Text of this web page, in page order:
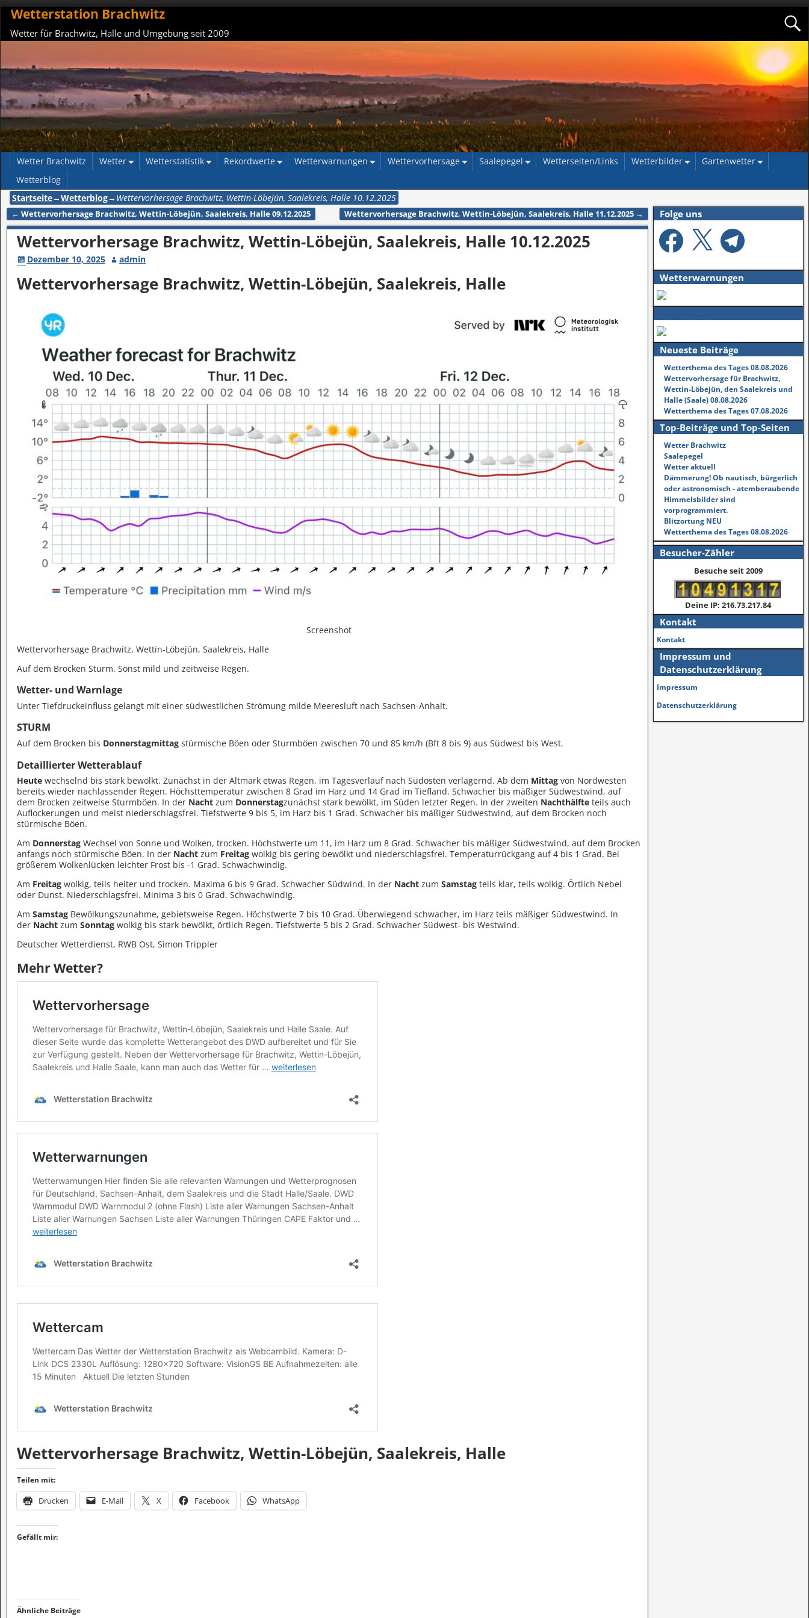
Wetterstation Brachwitz
Wetter für Brachwitz, Halle und Umgebung seit 2009
Wetter Brachwitz Wetter Wetterstatistik Rekordwerte Wetterwarnungen Wettervorhersage Saalepegel Wetterseiten/Links Wetterbilder
Gartenwetter
Wetterblog
Startseite→Wetterblog→ Wettervorhersage Brachwitz, Wettin-Löbejün, Saalekreis, Halle 10.12.2025
Artikelnavigation
← Wettervorhersage Brachwitz, Wettin-Löbejün, Saalekreis, Halle 09.12.2025 Wettervorhersage Brachwitz, Wettin-Löbejün, Saalekreis, Halle 11.12.2025 →
Wettervorhersage Brachwitz, Wettin-Löbejün, Saalekreis, Halle 10.12.2025
Dezember 10, 2025 admin
Wettervorhersage Brachwitz, Wettin-Löbejün, Saalekreis, Halle
Screenshot
Wettervorhersage Brachwitz, Wettin-Löbejün, Saalekreis, Halle
Auf dem Brocken Sturm. Sonst mild und zeitweise Regen.
Wetter- und Warnlage
Unter Tiefdruckeinfluss gelangt mit einer südwestlichen Strömung milde Meeresluft nach Sachsen-Anhalt.
STURM
Auf dem Brocken bis Donnerstagmittagstürmische Böen oder Sturmböen zwischen 70 und 85 km/h (Bft 8 bis 9) aus Südwest bis West.
Detaillierter Wetterablauf
Heutewechselnd bis stark bewölkt. Zunächst in der Altmark etwas Regen, im Tagesverlauf nach Südosten verlagernd. Ab dem Mittagvon Nordwesten
bereits wieder nachlassender Regen. Höchsttemperatur zwischen 8 Grad im Harz und 14 Grad im Tiefland. Schwacher bis mäßiger Südwestwind, auf
dem Brocken zeitweise Sturmböen. In der Nachtzum Donnerstagzunächst stark bewölkt, im Süden letzter Regen. In der zweiten Nachthälfteteils auch
Auflockerungen und meist niederschlagsfrei. Tiefstwerte 9 bis 5, im Harz bis 1 Grad. Schwacher bis mäßiger Südwestwind, auf dem Brocken noch
stürmische Böen.
Am DonnerstagWechsel von Sonne und Wolken, trocken. Höchstwerte um 11, im Harz um 8 Grad. Schwacher bis mäßiger Südwestwind, auf dem Brocken
anfangs noch stürmische Böen. In der Nachtzum Freitagwolkig bis gering bewölkt und niederschlagsfrei. Temperaturrückgang auf 4 bis 1 Grad. Bei
größerem Wolkenlücken leichter Frost bis -1 Grad. Schwachwindig.
Am Freitagwolkig, teils heiter und trocken. Maxima 6 bis 9 Grad. Schwacher Südwind. In der Nachtzum Samstagteils klar, teils wolkig. Örtlich Nebel
oder Dunst. Niederschlagsfrei. Minima 3 bis 0 Grad. Schwachwindig.
Am SamstagBewölkungszunahme, gebietsweise Regen. Höchstwerte 7 bis 10 Grad. Überwiegend schwacher, im Harz teils mäßiger Südwestwind. In
der Nachtzum Sonntagwolkig bis stark bewölkt, örtlich Regen. Tiefstwerte 5 bis 2 Grad. Schwacher Südwest- bis Westwind.
Deutscher Wetterdienst, RWB Ost, Simon Trippler
Mehr Wetter?
Wettervorhersage Brachwitz, Wettin-Löbejün, Saalekreis, Halle
Teilen mit:
Drucken E-Mail X Facebook WhatsApp
Gefällt mir:
Ähnliche Beiträge
Folge uns
Wetterwarnungen
Neueste Beiträge
Wetterthema des Tages 08.08.2026
Wettervorhersage für Brachwitz,
Wettin-Löbejün, den Saalekreis und
Halle (Saale) 08.08.2026
Wetterthema des Tages 07.08.2026
Top-Beiträge und Top-Seiten
Wetter Brachwitz
Saalepegel
Wetter aktuell
Dämmerung! Ob nautisch, bürgerlich
oder astronomisch - atemberaubende
Himmelsbilder sind
vorprogrammiert.
Blitzortung NEU
Wetterthema des Tages 08.08.2026
Besucher-Zähler
Besuche seit 2009
Deine IP: 216.73.217.84
Kontakt
Kontakt
Impressum und
Datenschutzerklärung
Impressum
Datenschutzerklärung